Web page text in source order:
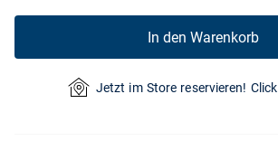
In den Warenkorb
Jetzt im Store reservieren!